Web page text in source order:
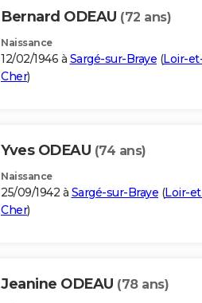
Bernard ODEAU (72 ans)
Naissance
12/02/1946 à Sargé-sur-Braye (Loir-
Cher)
Yves ODEAU (74 ans)
Naissance
25/09/1942 à Sargé-sur-Braye (Loir-
Cher)
Jeanine ODEAU (78 ans)